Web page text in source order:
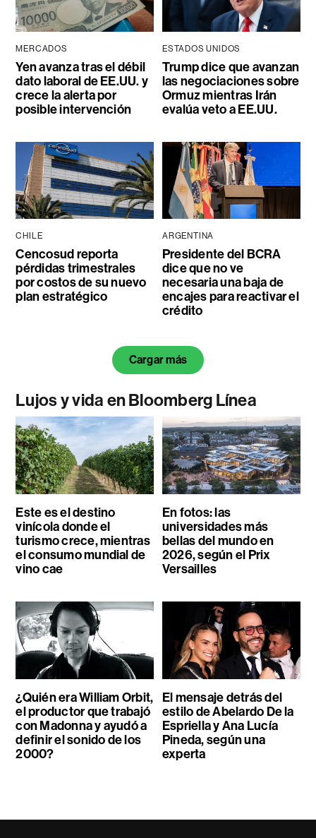
MERCADOS
Yen avanza tras el débil
dato laboral de EE.UU. y
crece la alerta por
posible intervención
ESTADOS UNIDOS
Trump dice que avanzan
las negociaciones sobre
Ormuz mientras Irán
evalúa veto a EE.UU.
CHILE
Cencosud reporta
pérdidas trimestrales
por costos de su nuevo
plan estratégico
ARGENTINA
Presidente del BCRA
dice que no ve
necesaria una baja de
encajes para reactivar el
crédito
Cargar más
Lujos y vida en Bloomberg Línea
Este es el destino
vinícola donde el
turismo crece, mientras
el consumo mundial de
vino cae
En fotos: las
universidades más
bellas del mundo en
2026, según el Prix
Versailles
¿Quién era William Orbit,
el productor que trabajó
con Madonna y ayudó a
definir el sonido de los
2000?
El mensaje detrás del
estilo de Abelardo De la
Espriella y Ana Lucía
Pineda, según una
experta